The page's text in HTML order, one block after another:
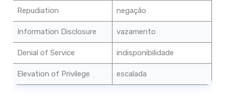
Repudiation negação
Information Disclosure vazamento
Denial of Service indisponibilidade
Elevation of Privilege escalada